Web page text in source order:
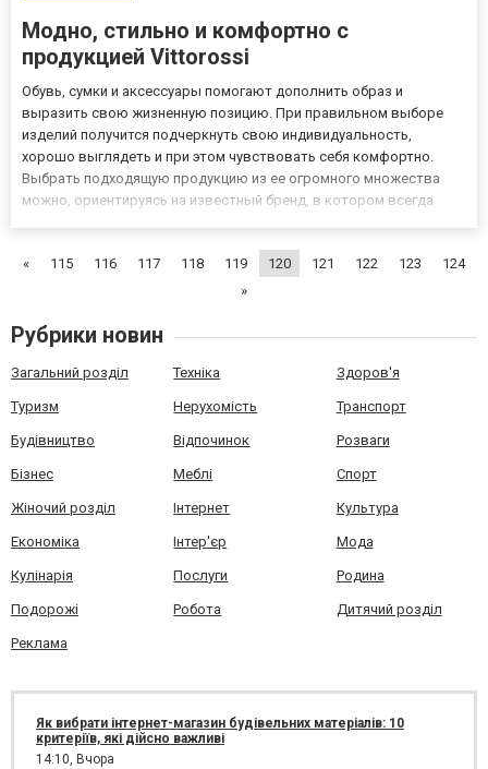
Модно, стильно и комфортно с
продукцией Vittorossi
Обувь, сумки и аксессуары помогают дополнить образ и
выразить свою жизненную позицию. При правильном выборе
изделий получится подчеркнуть свою индивидуальность,
хорошо выглядеть и при этом чувствовать себя комфортно.
Выбрать подходящую продукцию из ее огромного множества
можно, ориентируясь на известный бренд, в котором всегда
брендовой продукции В а...
« 115 116 117 118 119 120 121 122 123
124
»
Рубрики новин
Загальний розділ Техніка Здоров'я
Туризм Нерухомість Транспорт
Будівництво Відпочинок Розваги
Бізнес Меблі Спорт
Жіночий розділ Інтернет Культура
Економіка Інтер'єр Мода
Кулінарія Послуги Родина
Подорожі Робота Дитячий розділ
Реклама
Як вибрати інтернет-магазин будівельних матеріалів: 10
критеріїв, які дійсно важливі
14:10, Вчора